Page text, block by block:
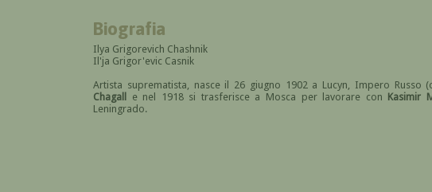
Biografia
Ilya Grigorevich Chashnik
Il'ja Grigor'evic Casnik
Artista suprematista, nasce il 26 giugno 1902 a Lucyn, Impero Russo
Chagall e nel 1918 si trasferisce a Mosca per lavorare con Kasimir
Leningrado.